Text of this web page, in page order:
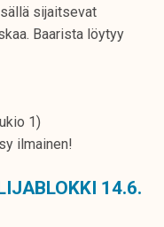
sijaitsevat
Baarista löytyy
1)
ilmainen!
14.6.